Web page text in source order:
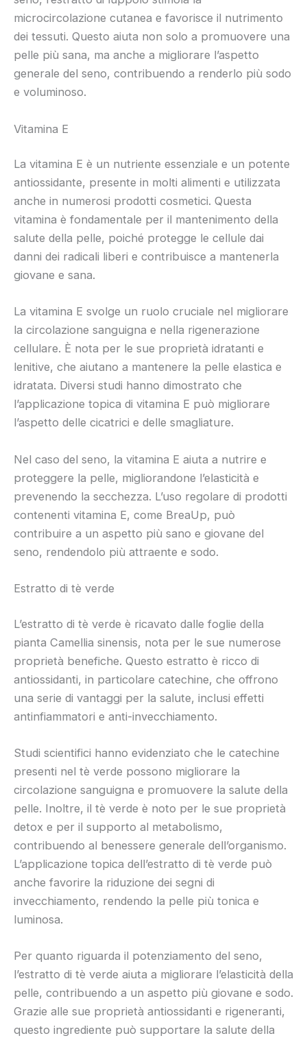
microcircolazione cutanea e favorisce il nutrimento
dei tessuti. Questo aiuta non solo a promuovere una
pelle più sana, ma anche a migliorare l’aspetto
generale del seno, contribuendo a renderlo più sodo
e voluminoso.
Vitamina E
La vitamina E è un nutriente essenziale e un potente
antiossidante, presente in molti alimenti e utilizzata
anche in numerosi prodotti cosmetici. Questa
vitamina è fondamentale per il mantenimento della
salute della pelle, poiché protegge le cellule dai
danni dei radicali liberi e contribuisce a mantenerla
giovane e sana.
La vitamina E svolge un ruolo cruciale nel migliorare
la circolazione sanguigna e nella rigenerazione
cellulare. È nota per le sue proprietà idratanti e
lenitive, che aiutano a mantenere la pelle elastica e
idratata. Diversi studi hanno dimostrato che
l’applicazione topica di vitamina E può migliorare
l’aspetto delle cicatrici e delle smagliature.
Nel caso del seno, la vitamina E aiuta a nutrire e
proteggere la pelle, migliorandone l’elasticità e
prevenendo la secchezza. L’uso regolare di prodotti
contenenti vitamina E, come BreaUp, può
contribuire a un aspetto più sano e giovane del
seno, rendendolo più attraente e sodo.
Estratto di tè verde
L’estratto di tè verde è ricavato dalle foglie della
pianta Camellia sinensis, nota per le sue numerose
proprietà benefiche. Questo estratto è ricco di
antiossidanti, in particolare catechine, che offrono
una serie di vantaggi per la salute, inclusi effetti
antinfiammatori e anti-invecchiamento.
Studi scientifici hanno evidenziato che le catechine
presenti nel tè verde possono migliorare la
circolazione sanguigna e promuovere la salute della
pelle. Inoltre, il tè verde è noto per le sue proprietà
detox e per il supporto al metabolismo,
contribuendo al benessere generale dell’organismo.
L’applicazione topica dell’estratto di tè verde può
anche favorire la riduzione dei segni di
invecchiamento, rendendo la pelle più tonica e
luminosa.
Per quanto riguarda il potenziamento del seno,
l’estratto di tè verde aiuta a migliorare l’elasticità della
pelle, contribuendo a un aspetto più giovane e sodo.
Grazie alle sue proprietà antiossidanti e rigeneranti,
questo ingrediente può supportare la salute della